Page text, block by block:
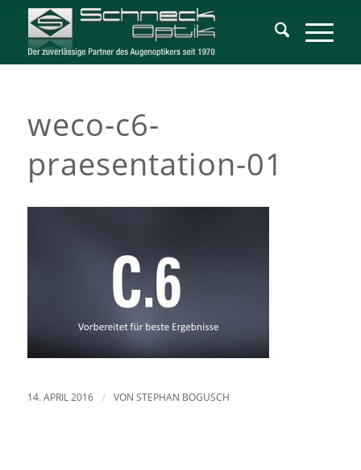
weco-c6-
praesentation-01
14. APRIL 2016 / VON STEPHAN BOGUSCH